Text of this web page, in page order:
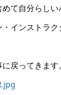
て自分らし
インストラ
戻ってきます。